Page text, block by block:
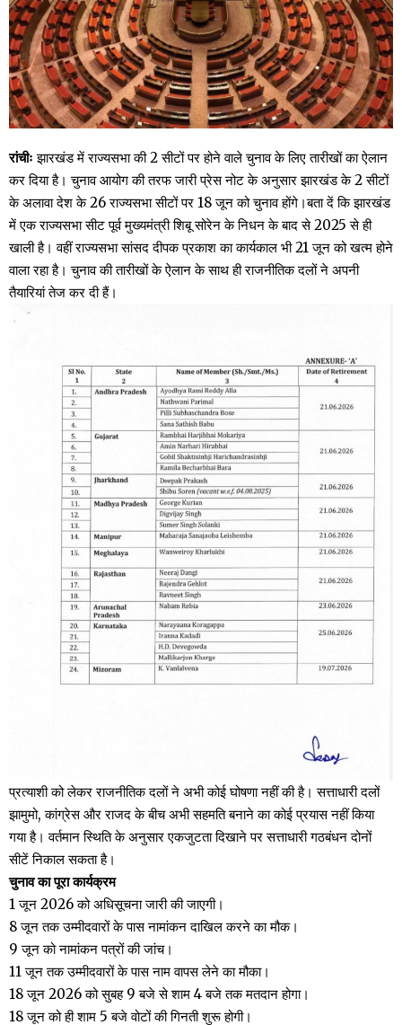
रांचीः झारखंड में राज्यसभा की 2 सीटों पर होने वाले चुनाव के लिए तारीखों का ऐलान
कर दिया है। चुनाव आयोग की तरफ जारी प्रेस नोट के अनुसार झारखंड के 2 सीटों
के अलावा देश के 26 राज्यसभा सीटों पर 18 जून को चुनाव होंगे।बता दें कि झारखंड
में एक राज्यसभा सीट पूर्व मुख्यमंत्री शिबू सोरेन के निधन के बाद से 2025 से ही
खाली है। वहीं राज्यसभा सांसद दीपक प्रकाश का कार्यकाल भी 21 जून को खत्म होने
वाला रहा है। चुनाव की तारीखों के ऐलान के साथ ही राजनीतिक दलों ने अपनी
तैयारियां तेज कर दी हैं।
प्रत्याशी को लेकर राजनीतिक दलों ने अभी कोई घोषणा नहीं की है। सत्ताधारी दलों
झामुमो, कांग्रेस और राजद के बीच अभी सहमति बनाने का कोई प्रयास नहीं किया
गया है। वर्तमान स्थिति के अनुसार एकजुटता दिखाने पर सत्ताधारी गठबंधन दोनों
सीटें निकाल सकता है।
चुनाव का पूरा कार्यक्रम
1 जून 2026 को अधिसूचना जारी की जाएगी।
8 जून तक उम्मीदवारों के पास नामांकन दाखिल करने का मौक।
9 जून को नामांकन पत्रों की जांच।
11 जून तक उम्मीदवारों के पास नाम वापस लेने का मौका।
18 जून 2026 को सुबह 9 बजे से शाम 4 बजे तक मतदान होगा।
18 जून को ही शाम 5 बजे वोटों की गिनती शुरू होगी।